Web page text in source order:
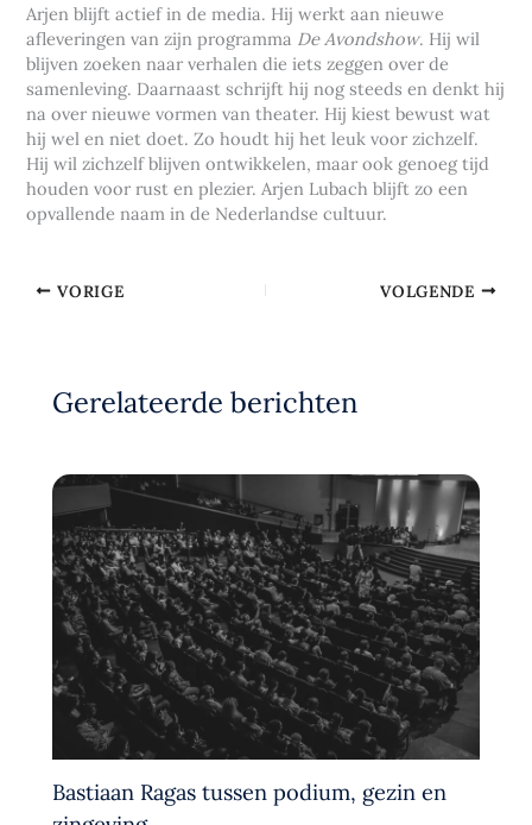
Arjen blijft actief in de media. Hij werkt aan nieuwe
afleveringen van zijn programma De Avondshow. Hij wil
blijven zoeken naar verhalen die iets zeggen over de
samenleving. Daarnaast schrijft hij nog steeds en denkt hij
na over nieuwe vormen van theater. Hij kiest bewust wat
hij wel en niet doet. Zo houdt hij het leuk voor zichzelf.
Hij wil zichzelf blijven ontwikkelen, maar ook genoeg tijd
houden voor rust en plezier. Arjen Lubach blijft zo een
opvallende naam in de Nederlandse cultuur.
VORIGE VOLGENDE
Gerelateerde berichten
Bastiaan Ragas tussen podium, gezin en